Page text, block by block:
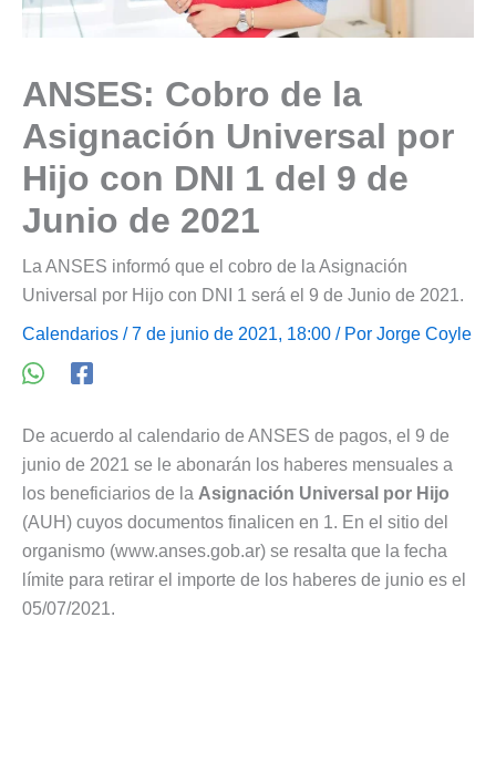
ANSES: Cobro de la
Asignación Universal por
Hijo con DNI 1 del 9 de
Junio de 2021
La ANSES informó que el cobro de la Asignación
Universal por Hijo con DNI 1 será el 9 de Junio de 2021.
Calendarios / 7 de junio de 2021, 18:00 / Por Jorge Coyle
De acuerdo al calendario de ANSES de pagos, el 9 de
junio de 2021 se le abonarán los haberes mensuales a
los beneficiarios de la Asignación Universal por Hijo
(AUH) cuyos documentos finalicen en 1. En el sitio del
organismo (www.anses.gob.ar) se resalta que la fecha
límite para retirar el importe de los haberes de junio es el
05/07/2021.